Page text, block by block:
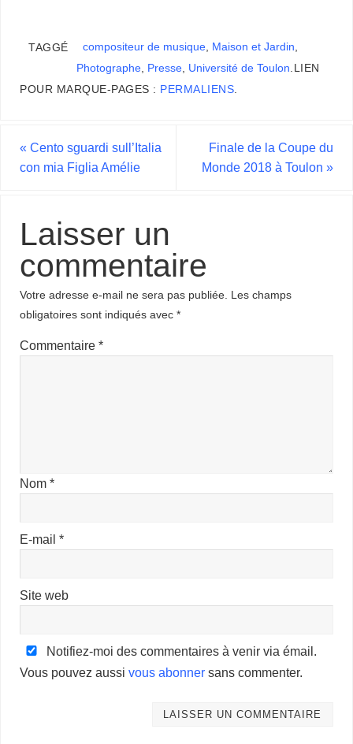
TAGGÉ compositeur de musique, Maison et Jardin,
Photographe, Presse, Université de Toulon. LIEN
POUR MARQUE-PAGES : PERMALIENS.
« Cento sguardi sull’Italia
con mia Figlia Amélie
Finale de la Coupe du
Monde 2018 à Toulon »
Laisser un
commentaire
Votre adresse e-mail ne sera pas publiée. Les champs
obligatoires sont indiqués avec*
Commentaire*
Nom*
E-mail*
Site web
Notifiez-moi des commentaires à venir via émail.
Vous pouvez aussivous abonner sans commenter.